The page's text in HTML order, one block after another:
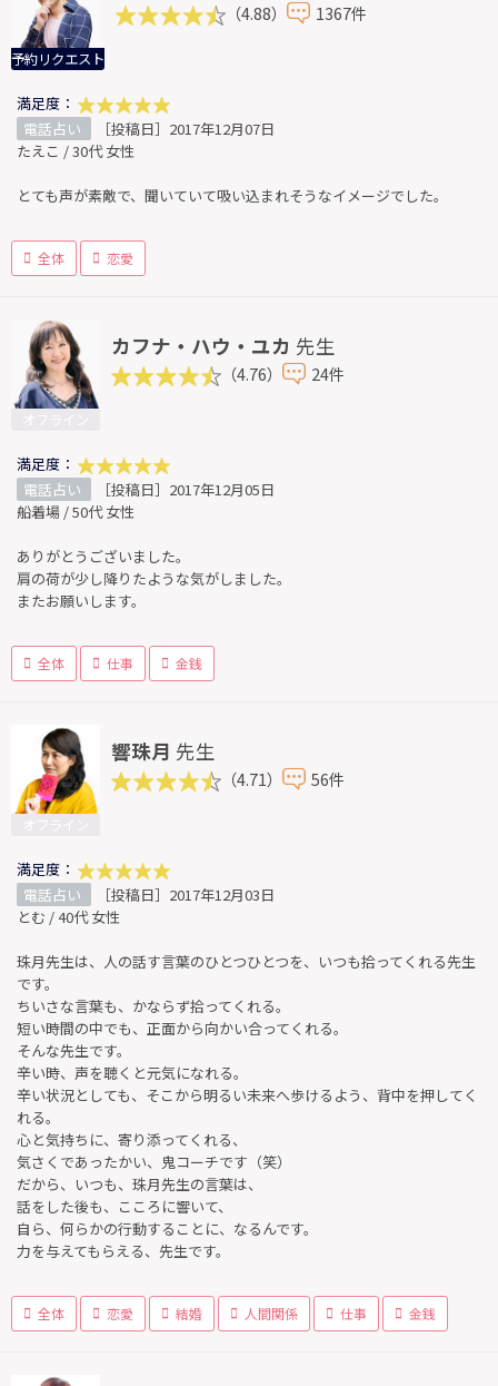
予約リクエスト
（4.88） 1367件
満足度：
電話占い
［投稿日］2017年12月07日
たえこ / 30代 女性
とても声が素敵で、聞いていて吸い込まれそうなイメージでした。
全体 恋愛
カフナ・ハウ・ユカ 先生
（4.76） 24件
満足度：
電話占い
［投稿日］2017年12月05日
船着場 / 50代 女性
ありがとうございました。
肩の荷が少し降りたような気がしました。
またお願いします。
全体 仕事 金銭
響珠月 先生
（4.71） 56件
満足度：
電話占い
［投稿日］2017年12月03日
とむ / 40代 女性
珠月先生は、人の話す言葉のひとつひとつを、いつも拾ってくれる先生
です。
ちいさな言葉も、かならず拾ってくれる。
短い時間の中でも、正面から向かい合ってくれる。
そんな先生です。
辛い時、声を聴くと元気になれる。
辛い状況としても、そこから明るい未来へ歩けるよう、背中を押してく
れる。
心と気持ちに、寄り添ってくれる、
気さくであったかい、鬼コーチです（笑）
だから、いつも、珠月先生の言葉は、
話をした後も、こころに響いて、
自ら、何らかの行動することに、なるんです。
力を与えてもらえる、先生です。
全体 恋愛 結婚 人間関係 仕事 金銭